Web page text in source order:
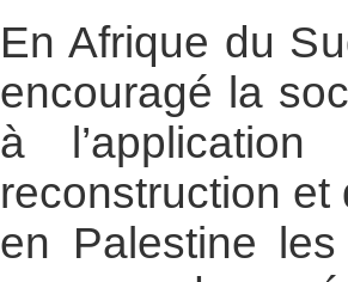
En Afrique du
encouragé la
à
reconstruction
en Palestine